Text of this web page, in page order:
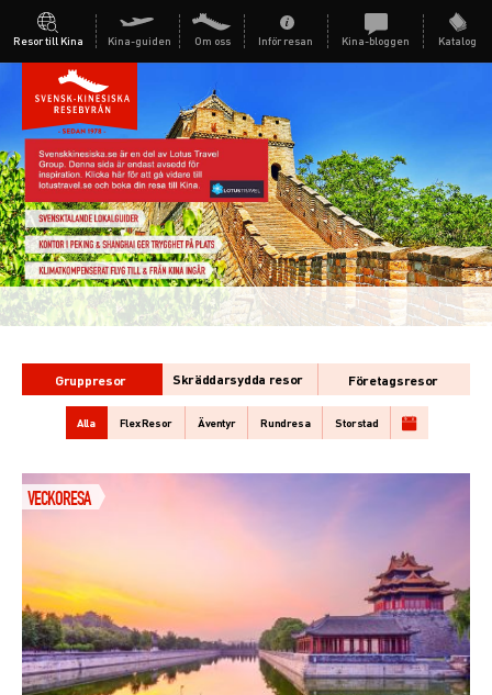
Resor till Kina Kina-guiden Om oss Inför resan Kina-bloggen Katalog
Gruppresor Skräddarsydda resor Företagsresor
Alla Flex Resor Äventyr Rundresa Storstad
VECKORESA